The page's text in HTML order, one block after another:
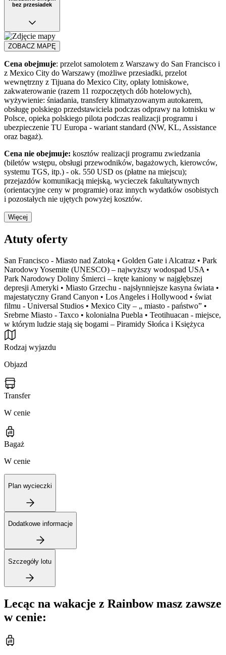
bez przesiadek
ZOBACZ MAPĘ
Cena obejmuje: przelot samolotem z Warszawy do San Francisco i
z Mexico City do Warszawy (możliwe przesiadki, przelot
wewnętrzny z Tijuana do Mexico City, opłaty lotniskowe,
zakwaterowanie (razem 11 rozpoczętych dób hotelowych),
wyżywienie: śniadania, transfery klimatyzowanym autokarem,
obsługę polskiego przedstawiciela podczas odprawy na lotnisku w
Polsce, opieka polskiego pilota podczas realizacji programu i
ubezpieczenie TU Europa - wariant standard (NW, KL, Assistance
oraz bagaż).
Cena nie obejmuje: kosztów realizacji programu zwiedzania
(biletów wstępu, obsługi przewodników, bagażowych, kierowców,
systemu TGS, itp.) - ok. 550 USD os (płatne na miejscu);
przejazdów komunikacją miejską, wycieczek fakultatywnych
(orientacyjne ceny w programie) oraz innych wydatków osobistych
i pozostałych nie ujętych powyżej kosztów.
Więcej
Atuty oferty
San Francisco - Miasto nad Zatoką • Golden Gate i Alcatraz • Park
Narodowy Yosemite (UNESCO) – najwyższy wodospad USA •
Park Narodowy Doliny Śmierci – kręte kaniony w najgłębszej
depresji Ameryki • Miasto Grzechu - najsłynniejsze kasyna świata •
majestatyczny Grand Canyon • Los Angeles i Hollywood • świat
filmu - Universal Studios • Mexico City – „ miasto - państwo” •
Srebrne Miasto - Taxco • kolonialna Puebla • Teotihuacan - miejsce,
w którym ludzie stają się bogami – Piramidy Słońca i Księżyca
Rodzaj wyjazdu
Objazd
Transfer
W cenie
Bagaż
W cenie
Plan wycieczki
Dodatkowe informacje
Szczegóły lotu
Lecąc na wakacje z Rainbow masz zawsze
w cenie: